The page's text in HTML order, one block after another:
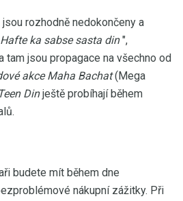
rozhodně nedokončeny a
Hafte ka sabse sasta din",
tam jsou propagace na všechno od
akce Maha Bachat(Mega
Dinještě probíhají během
budete mít během dne
nákupní zážitky. Při